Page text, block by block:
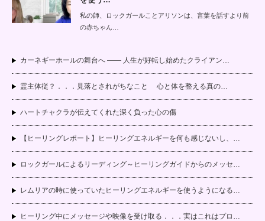
私の師、ロックガールことアリソンは、言葉を話すより前
の赤ちゃん…
カーネギーホールの舞台へ —— 人生が好転し始めたクライアン…
霊主体従？．．．見落とされがちなこと 心と体を整える真の…
ハートチャクラが伝えてくれた深く負った心の傷
【ヒーリングレポート】ヒーリングエネルギーを何も感じないし、…
ロックガールによるリーディング～ヒーリングガイドからのメッセ…
レムリアの時に使っていたヒーリングエネルギーを使うようになる…
ヒーリング中にメッセージや映像を受け取る．．．実はこれはプロ…